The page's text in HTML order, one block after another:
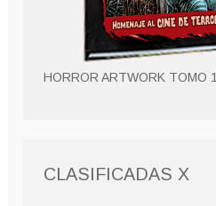
HORROR ARTWORK TOMO 1
CLASIFICADAS X